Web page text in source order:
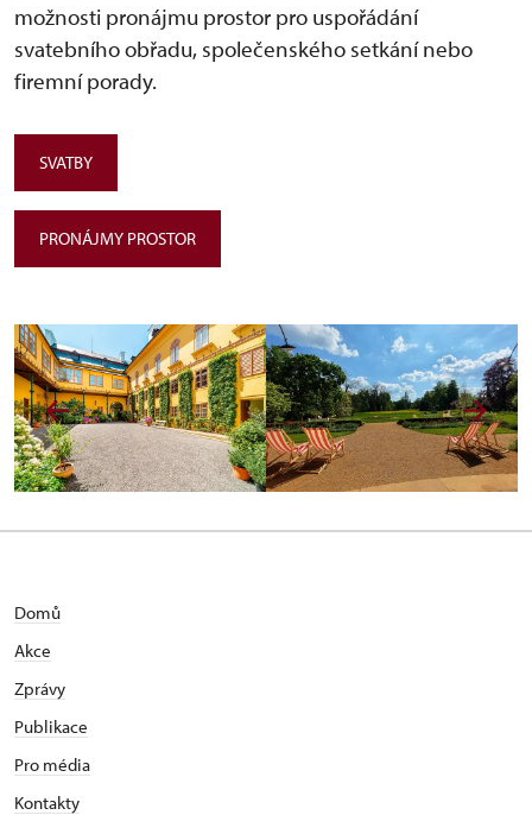
možnosti pronájmu prostor pro uspořádání
svatebního obřadu, společenského setkání nebo
firemní porady.
SVATBY
PRONÁJMY PROSTOR
Domů
Akce
Zprávy
Publikace
Pro média
Kontakty